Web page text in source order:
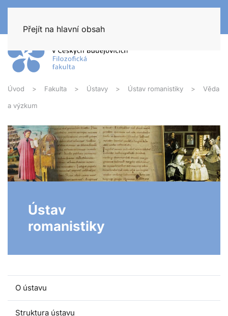
Přejít na hlavní obsah
Úvod Fakulta Ústavy Ústav romanistiky Věda
a výzkum
Ústav
romanistiky
O ústavu
Struktura ústavu